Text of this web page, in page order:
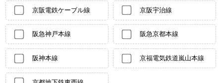
京阪電鉄ケーブル線 京阪宇治線
阪急神戸本線 阪急京都本線
阪神本線 京福電気鉄道嵐山本線